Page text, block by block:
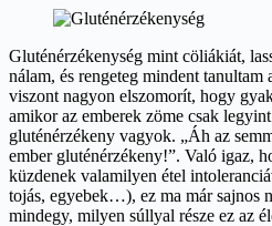
Gluténérzékenység mint cöliákiát,
nálam, és rengeteg mindent tanultam
viszont nagyon elszomorít, hogy
amikor az emberek zöme csak
gluténérzékeny vagyok. „Áh az
ember gluténérzékeny!”. Való igaz,
küzdenek valamilyen étel
tojás, egyebek…), ez ma már sajnos
mindegy, milyen súllyal része ez az